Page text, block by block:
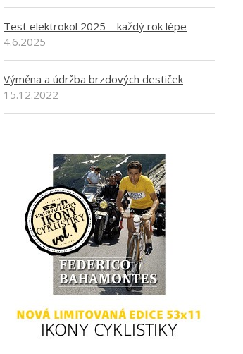
Test elektrokol 2025 – každý rok lépe
4.6.2025
Výměna a údržba brzdových destiček
15.12.2022